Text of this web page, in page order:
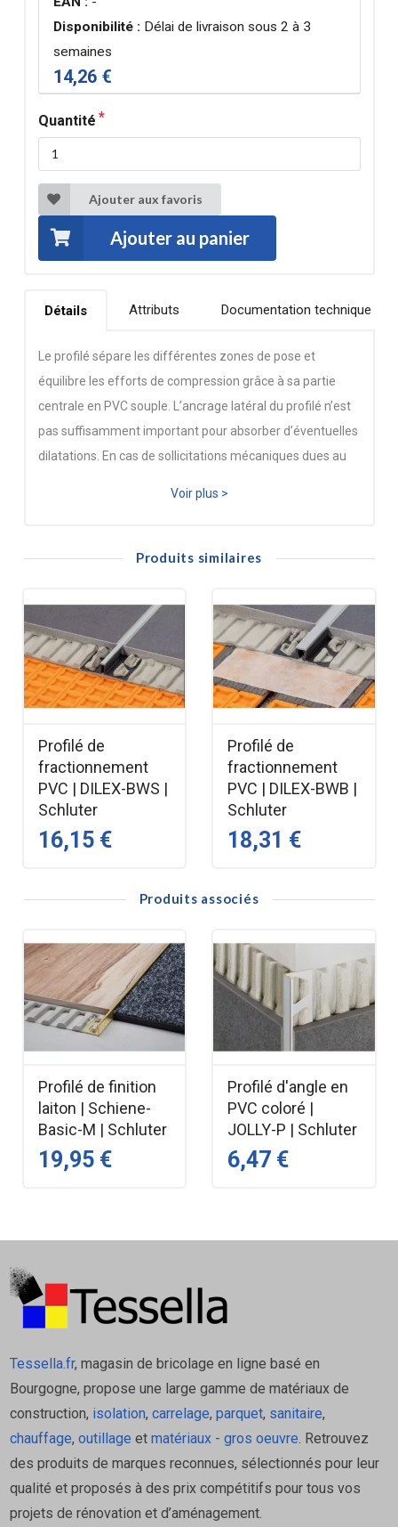
Disponibilité : Délai de livraison sous 2 à 3
semaines
14,26 €
Quantité
Ajouter aux favoris
Ajouter au panier
Détails Attributs Documentation technique
Le profilé sépare les différentes zones de pose et
équilibre les efforts de compression grâce à sa partie
centrale en PVC souple. L’ancrage latéral du profilé n’est
pas suffisamment important pour absorber d’éventuelles
dilatations. En cas de sollicitations mécaniques dues au
mécanique des profilés en PVC utilisés comme protection
latérales du profilé en PVC dur recyclé, respectueux de
l’environnement, peuvent présenter de légères
différences de couleurs. Ces profilés sont donc
essentiellement conçus pour des utilisations industrielles.
Schlüter®-DILEX-MOP peut également être enfoncé
plus larges, par exemple pour des travaux
d’assainissement, l’espace restant devant alors être
rempli soigneusement avec un produit de remplissage ou
bien, le cas échéant, avec une résine époxydique.
Voir plus >
Produits similaires
Profilé de
fractionnement
PVC | DILEX-BWS |
Schluter
16,15 €
Profilé de
fractionnement
PVC | DILEX-BWB |
Schluter
18,31 €
Produits associés
Profilé de finition
laiton | Schiene-
Basic-M | Schluter
19,95 €
Profilé d'angle en
PVC coloré |
JOLLY-P | Schluter
6,47 €
Tessella.fr, magasin de bricolage en ligne basé en
Bourgogne, propose une large gamme de matériaux de
construction, isolation, carrelage, parquet, sanitaire,
chauffage, outillage et matériaux - gros oeuvre . Retrouvez
des produits de marques reconnues, sélectionnés pour leur
qualité et proposés à des prix compétitifs pour tous vos
projets de rénovation et d’aménagement.